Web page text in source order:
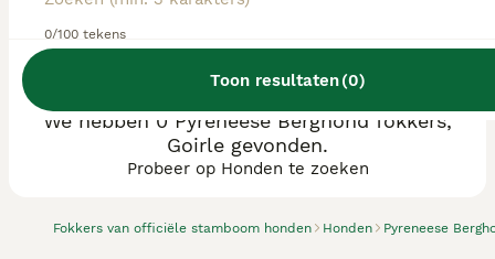
0/100 tekens
Toon resultaten(0)
Fokkers van officiële stamboom honden Honden Pyreneese
We hebben 0 Pyreneese Berghond fokkers,
Goirle gevonden.
Probeer op Honden te zoeken